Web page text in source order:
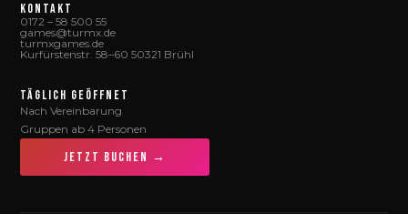
KONTAKT
0172 – 58 500 55
games@turmx.de
turmxgames.de
Kurfürstenstr. 58–60 50321 Brühl
TÄGLICH GEÖFFNET
Nach Vereinbarung
Gruppen ab 4 Personen
JETZT BUCHEN →